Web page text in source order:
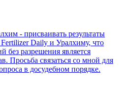
- присваивать результаты
Daily и Уралхиму, что
без разрешения является
Просьба связаться со мной для
в досудебном порядке.